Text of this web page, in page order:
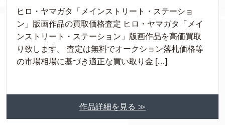
ヒロ・ヤマガタ「メインストリート・ステーショ
ン」版画作品の買取価格査定 ヒロ・ヤマガタ「メイ
ンストリート・ステーション」版画作品を高価買取
り致します。 査定は無料でオークション落札価格等
の市場相場に基づき適正な買い取り金 […]
作品詳細を見る ≫